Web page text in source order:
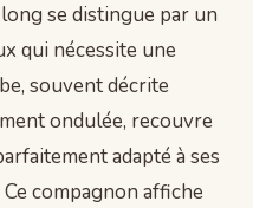
se distingue par un
qui nécessite une
souvent décrite
ondulée, recouvre
adapté à ses
compagnon affiche